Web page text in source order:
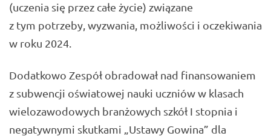
(uczenia się przez całe życie) związane
z tym potrzeby, wyzwania, możliwości i oczekiwania
w roku 2024.
Dodatkowo Zespół obradował nad finansowaniem
z subwencji oświatowej nauki uczniów w klasach
wielozawodowych branżowych szkół I stopnia i
negatywnymi skutkami „Ustawy Gowina” dla